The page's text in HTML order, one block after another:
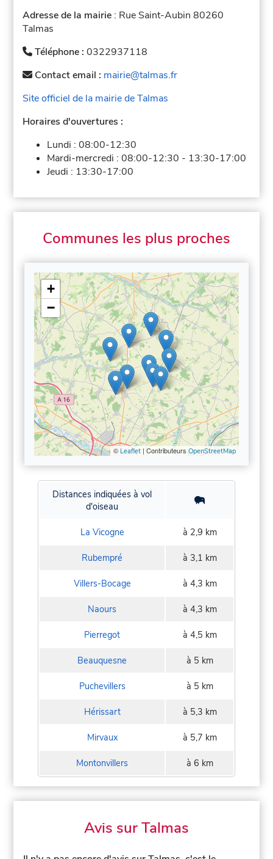
Adresse de la mairie : Rue Saint-Aubin 80260
Talmas
Téléphone :0322937118
Contact email : mairie@talmas.fr
Site officiel de la mairie de Talmas
Horaires d'ouvertures :
Lundi :08:00-12:30
Mardi-mercredi :08:00-12:30 - 13:30-17:00
Jeudi : 13:30-17:00
Communes les plus proches
+
−
© Leaflet| Contributeurs OpenStreetMap
Distances indiquées à vol
d'oiseau
La Vicogne à 2,9 km
Rubempré à 3,1 km
Villers-Bocage à 4,3 km
Naours à 4,3 km
Pierregot à 4,5 km
Beauquesne à 5 km
Puchevillers à 5 km
Hérissart à 5,3 km
Mirvaux à 5,7 km
Montonvillers à 6 km
Avis sur Talmas